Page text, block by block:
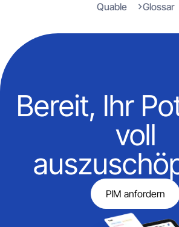
Quable Glossar
Bereit, Ihr
voll
PIM anfordern